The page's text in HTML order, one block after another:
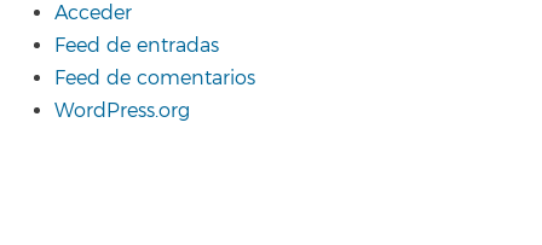
Acceder
Feed de entradas
Feed de comentarios
WordPress.org